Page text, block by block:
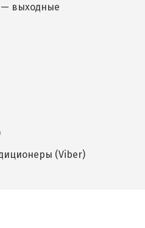
— выходные
(Viber)